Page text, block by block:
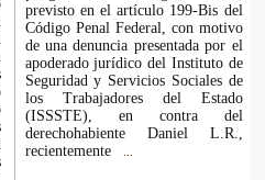
previsto en el artículo 199-Bis del
Código Penal Federal, con motivo
de una denuncia presentada por el
apoderado jurídico del Instituto de
Seguridad y Servicios Sociales de
los Trabajadores del Estado
(ISSSTE), en contra del
derechohabiente Daniel L.R.,
recientemente